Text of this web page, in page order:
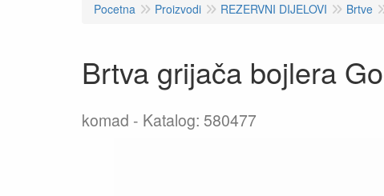
Pocetna Proizvodi REZERVNI DIJELOVI Brtve
Brtva grijača bojlera
komad Katalog: 580477